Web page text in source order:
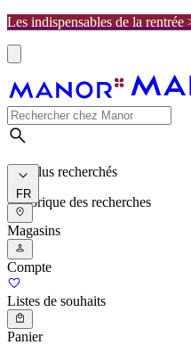
Les indispensables de la rentrée
Les plus recherchés
Historique des recherches
FR
Magasins
Compte
Listes de souhaits
Panier